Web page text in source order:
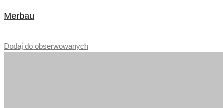
Merbau
Dodaj do obserwowanych